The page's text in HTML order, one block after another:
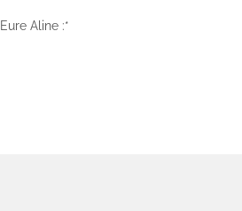
Eure Aline :*